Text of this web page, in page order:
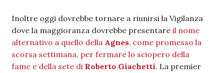
Inoltre oggi dovrebbe tornare a riunirsi la Vigilanza
dove la maggioranza dovrebbe presentare il nome
alternativo a quello della Agnes, come promesso la
scorsa settimana, per fermare lo sciopero della
fame e della sete di Roberto Giachetti. La premier